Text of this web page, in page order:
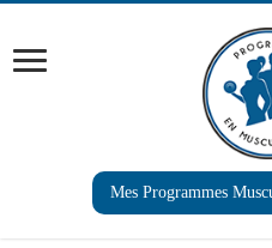
Mes Programmes